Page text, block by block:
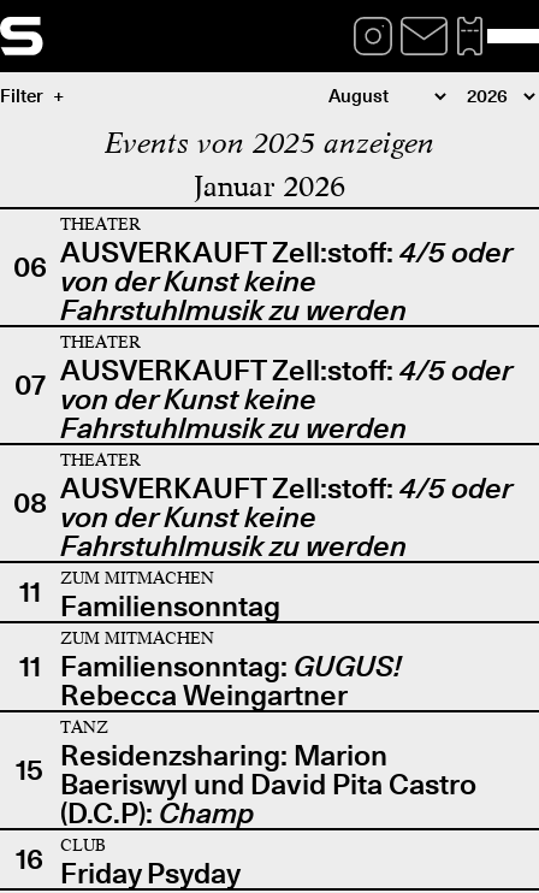
Filter
Events von 2025 anzeigen
Januar 2026
06
THEATER
AUSVERKAUFT Zell:stoff: 4/5 oder
von der Kunst keine
Fahrstuhlmusik zu werden
07
THEATER
AUSVERKAUFT Zell:stoff: 4/5 oder
von der Kunst keine
Fahrstuhlmusik zu werden
08
THEATER
AUSVERKAUFT Zell:stoff: 4/5 oder
von der Kunst keine
Fahrstuhlmusik zu werden
11
ZUM MITMACHEN
Familiensonntag
11
ZUM MITMACHEN
Familiensonntag: GUGUS!
Rebecca Weingartner
15
TANZ
Residenzsharing: Marion
Baeriswyl und David Pita Castro
(D.C.P): Champ
16
CLUB
Friday Psyday